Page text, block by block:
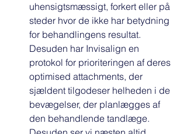
uhensigtsmæssigt, forkert eller på
steder hvor de ikke har betydning
for behandlingens resultat.
Desuden har Invisalign en
protokol for prioriteringen af deres
optimised attachments, der
sjældent tilgodeser helheden i de
bevægelser, der planlægges af
den behandlende tandlæge.